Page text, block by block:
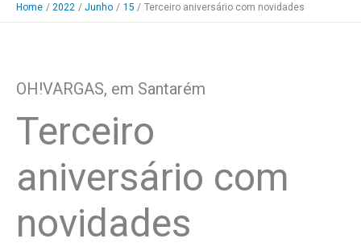
Home 2022 Junho 15 Terceiro aniversário com novidades
OH!VARGAS, em Santarém
Terceiro
aniversário com
novidades